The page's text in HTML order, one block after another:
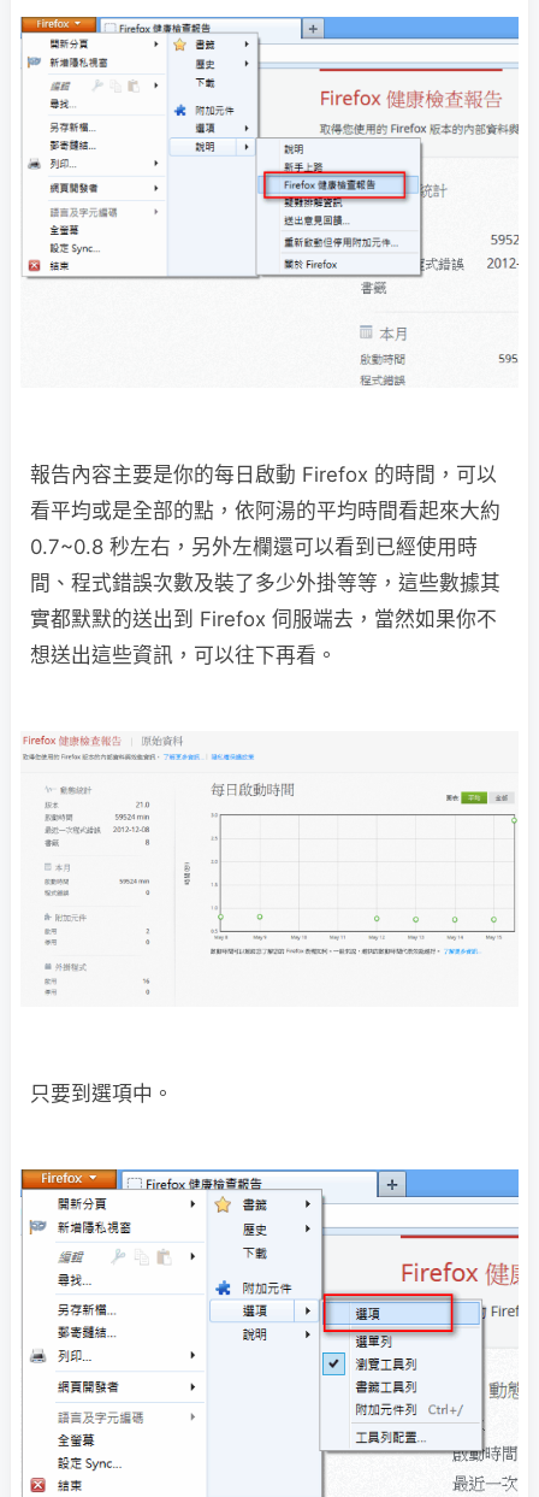
報告內容主要是你的每日啟動 Firefox 的時間，可以
看平均或是全部的點，依阿湯的平均時間看起來大約
0.7~0.8 秒左右，另外左欄還可以看到已經使用時
間、程式錯誤次數及裝了多少外掛等等，這些數據其
實都默默的送出到 Firefox 伺服端去，當然如果你不
想送出這些資訊，可以往下再看。
只要到選項中。